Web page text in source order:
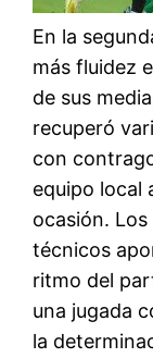
En la
más fluidez
de sus
recuperó
con
equipo local
ocasión.
técnicos
ritmo del
una jugada
la